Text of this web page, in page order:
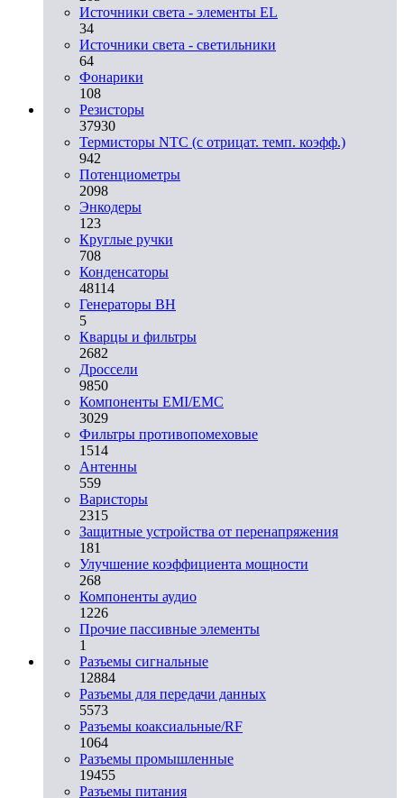
Источники света - элементы EL
34
Источники света - светильники
64
Фонарики
108
Резисторы
37930
Термисторы NTC (с отрицат. темп. коэфф.)
942
Потенциометры
2098
Энкодеры
123
Круглые ручки
708
Конденсаторы
48114
Генераторы ВН
5
Кварцы и фильтры
2682
Дроссели
9850
Компоненты EMI/EMC
3029
Фильтры противопомеховые
1514
Антенны
559
Варисторы
2315
Защитные устройства от перенапряжения
181
Улучшение коэффициента мощности
268
Компоненты аудио
1226
Прочие пассивные элементы
1
Разъeмы сигнальные
12884
Разъeмы для передачи данных
5573
Разъeмы коаксиальные/RF
1064
Разъeмы промышленные
19455
Разъeмы питания